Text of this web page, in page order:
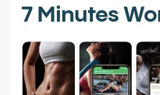
7 Minutes